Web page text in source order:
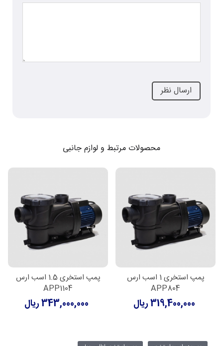
محصولات مرتبط و لوازم جانبی
پمپ استخری 1 اسب ارس
APP804
319,400,000 ریال
پمپ استخری 1.5 اسب ارس
APP1104
343,000,000 ریال